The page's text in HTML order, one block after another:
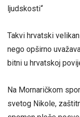
ljudskosti“
Takvi hrvatski
nego opširno
bitni u hrvatskoj
Na Mornaričkom
svetog Nikole,